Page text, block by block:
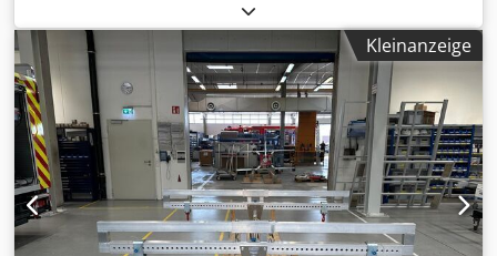
, Wir verkaufen eine gut erhaltenen
sortenreine 6er Hywema mobile Radgreiferanlage. Mit 6er
Schaltkasten. Dodpfx Ajzqtdbobijck Gesamttragfähigkeit :
30.000 kg (alle 6 Heber) Die Anlage wurde saniert und
überprüft. Und kann gerne getestet und besichtigt werden
Kleinanzeige